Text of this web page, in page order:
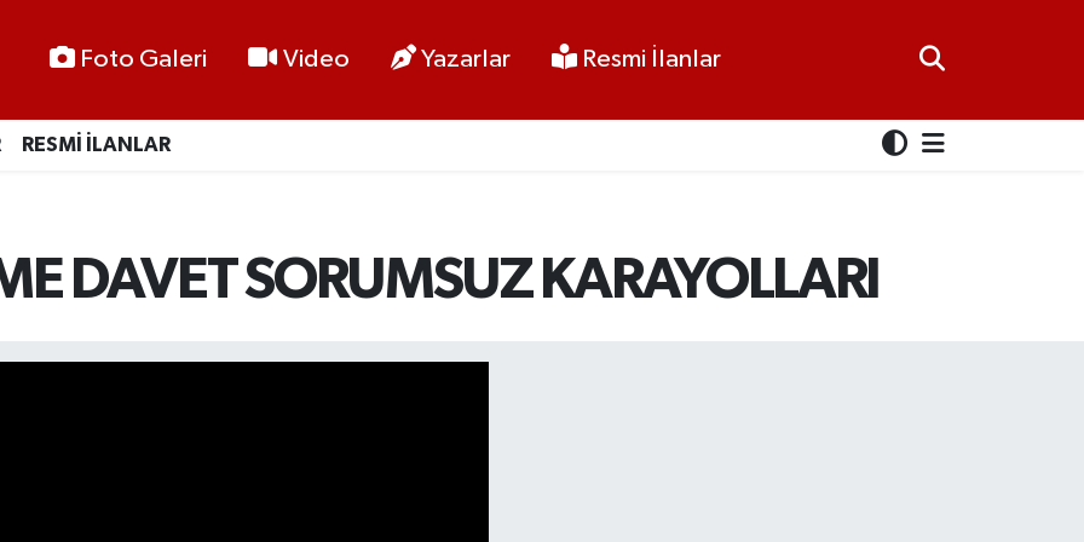
Foto Galeri Video Yazarlar Resmi İlanlar
RESMİ İLANLAR
DAVET SORUMSUZ KARAYOLLARI